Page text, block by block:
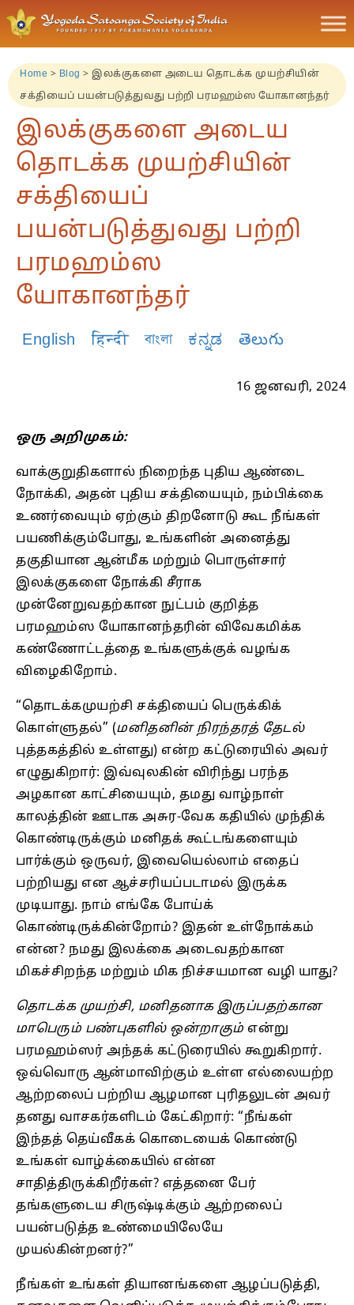
Home > Blog > இலக்குகளை அடைய தொடக்க முயற்சியின்
சக்தியைப் பயன்படுத்துவது பற்றி பரமஹம்ஸ யோகானந்தர்
இலக்குகளை அடைய
தொடக்க முயற்சியின்
சக்தியைப்
பயன்படுத்துவது பற்றி
பரமஹம்ஸ
யோகானந்தர்
English हिन्दी বাংলা ಕನ್ನಡ తెలుగు
16 ஜனவரி, 2024
ஒரு அறிமுகம்:
வாக்குறுதிகளால் நிறைந்த புதிய ஆண்டை
நோக்கி, அதன் புதிய சக்தியையும், நம்பிக்கை
உணர்வையும் ஏற்கும் திறனோடு கூட நீங்கள்
பயணிக்கும்போது, உங்களின் அனைத்து
தகுதியான ஆன்மீக மற்றும் பொருள்சார்
இலக்குகளை நோக்கி சீராக
முன்னேறுவதற்கான நுட்பம் குறித்த
பரமஹம்ஸ யோகானந்தரின் விவேகமிக்க
கண்ணோட்டத்தை உங்களுக்குக் வழங்க
விழைகிறோம்.
“தொடக்கமுயற்சி சக்தியைப்‌ பெருக்கிக்‌
கொள்ளுதல்‌” (மனிதனின் நிரந்தரத் தேடல்
புத்தகத்தில் உள்ளது) என்ற கட்டுரையில் அவர்
எழுதுகிறார்: இவ்வுலகின்‌ விரிந்து பரந்த
அழகான காட்சியையும்‌, தமது வாழ்நாள்‌
காலத்தின்‌ ஊடாக அசுர-வேக கதியில்‌ முந்திக்‌
கொண்டிருக்கும்‌ மனிதக்‌ கூட்டங்களையும்‌
பார்க்கும்‌ ஒருவர்‌, இவையெல்லாம்‌ எதைப்‌
பற்றியது என ஆச்சரியப்படாமல்‌ இருக்க
முடியாது. நாம்‌ எங்கே போய்க்‌
கொண்டிருக்கின்றோம்‌? இதன்‌ உள்நோக்கம்‌
என்ன? நமது இலக்கை அடைவதற்கான
மிகச்சிறந்த மற்றும்‌ மிக நிச்சயமான வழி யாது?
தொடக்க முயற்சி, மனிதனாக இருப்பதற்கான
மாபெரும் பண்புகளில் ஒன்றாகும் என்று
பரமஹம்ஸர் அந்தக் கட்டுரையில் கூறுகிறார்.
ஒவ்வொரு ஆன்மாவிற்கும் உள்ள எல்லையற்ற
ஆற்றலைப் பற்றிய ஆழமான புரிதலுடன் அவர்
தனது வாசகர்களிடம் கேட்கிறார்: “நீங்கள்‌
இந்தத்‌ தெய்வீகக்‌ கொடையைக்‌ கொண்டு
உங்கள்‌ வாழ்க்கையில்‌ என்ன
சாதித்திருக்கிறீர்கள்‌? எத்தனை பேர்‌
தங்களுடைய சிருஷ்டிக்கும்‌ ஆற்றலைப்‌
பயன்படுத்த உண்மையிலேயே
முயல்கின்றனர்‌?”
நீங்கள் உங்கள் தியானங்களை ஆழப்படுத்தி,